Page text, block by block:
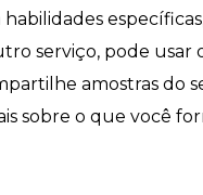
habilidades
serviço, pode usar
amostras do
sobre o que você